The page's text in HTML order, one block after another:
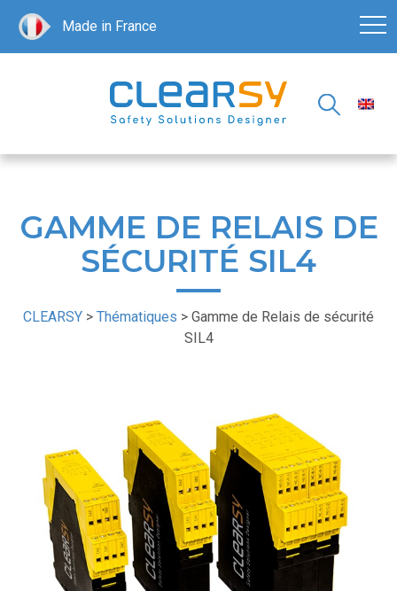
Made in France
GAMME DE RELAIS DE
SÉCURITÉ SIL4
CLEARSY > Thématiques > Gamme de Relais de sécurité
SIL4